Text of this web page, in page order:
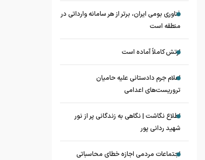
فناوری بومی ایران، برتر از هر سامانه وارداتی در
منطقه است
ارتش کاملاً آماده است
اعلام جرم دادستانی علیه حامیان
تروریست‌های اعدامی
اطلاع نگاشت | نگاهی به زندگانی پر از نور
شهید ردانی پور
اجتماعات مردمی اجازه خطای محاسباتی